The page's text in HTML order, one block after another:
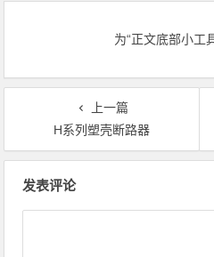
为“正文底部小工
上一篇
H系列塑壳断路器
发表评论